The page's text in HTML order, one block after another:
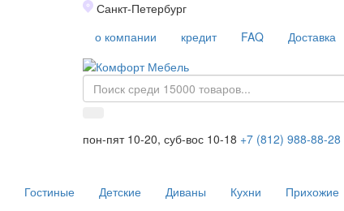
Санкт-Петербург
о компании
кредит FAQ Доставка
пон-пят 10-20, суб-вос 10-18 +7 (812) 988-88-28
Гостиные Детские Диваны Кухни Прихожие